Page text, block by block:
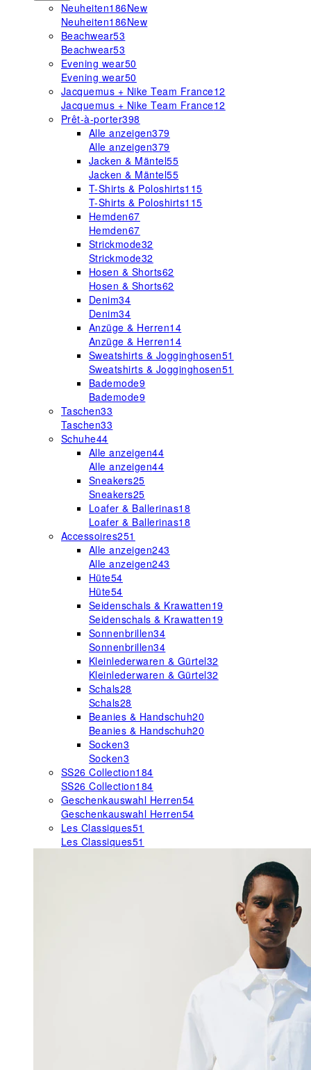
Neuheiten186New
Neuheiten186New
Beachwear53
Beachwear53
Evening wear50
Evening wear50
Jacquemus + Nike Team France12
Jacquemus + Nike Team France12
Prêt-à-porter398
Alle anzeigen379
Alle anzeigen379
Jacken & Mäntel55
Jacken & Mäntel55
T-Shirts & Poloshirts115
T-Shirts & Poloshirts115
Hemden67
Hemden67
Strickmode32
Strickmode32
Hosen & Shorts62
Hosen & Shorts62
Denim34
Denim34
Anzüge & Herren14
Anzüge & Herren14
Sweatshirts & Jogginghosen51
Sweatshirts & Jogginghosen51
Bademode9
Bademode9
Taschen33
Taschen33
Schuhe44
Alle anzeigen44
Alle anzeigen44
Sneakers25
Sneakers25
Loafer & Ballerinas18
Loafer & Ballerinas18
Accessoires251
Alle anzeigen243
Alle anzeigen243
Hüte54
Hüte54
Seidenschals & Krawatten19
Seidenschals & Krawatten19
Sonnenbrillen34
Sonnenbrillen34
Kleinlederwaren & Gürtel32
Kleinlederwaren & Gürtel32
Schals28
Schals28
Beanies & Handschuh20
Beanies & Handschuh20
Socken3
Socken3
SS26 Collection184
SS26 Collection184
Geschenkauswahl Herren54
Geschenkauswahl Herren54
Les Classiques51
Les Classiques51